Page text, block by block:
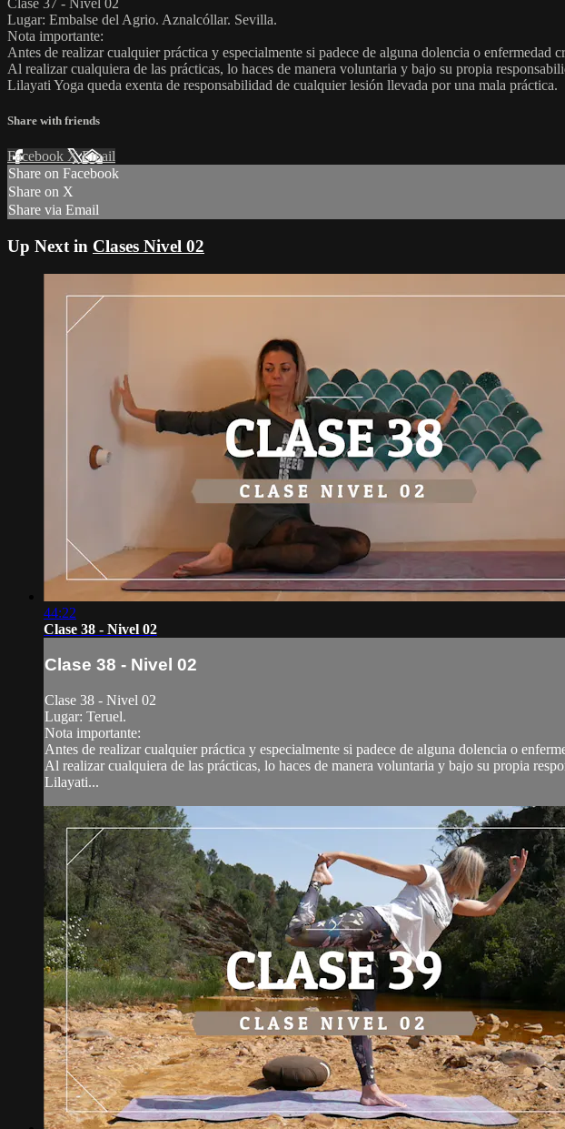
Clase 37 - Nivel 02
Lugar: Embalse del Agrio. Aznalcóllar. Sevilla.
Nota importante:
Antes de realizar cualquier práctica y especialmente si padece de alguna dolencia o enfermedad
Al realizar cualquiera de las prácticas, lo haces de manera voluntaria y bajo su propia
Lilayati Yoga queda exenta de responsabilidad de cualquier lesión llevada por una mala práctica.
Share with friends
Facebook XEmail
Share on Facebook
Share on X
Share via Email
Up Next in Clases Nivel 02
44:22
Clase 38 - Nivel 02
Clase 38 - Nivel 02
Clase 38 - Nivel 02
Lugar: Teruel.
Nota importante:
Antes de realizar cualquier práctica y especialmente si padece de alguna dolencia o
Al realizar cualquiera de las prácticas, lo haces de manera voluntaria y bajo su propia
Lilayati...